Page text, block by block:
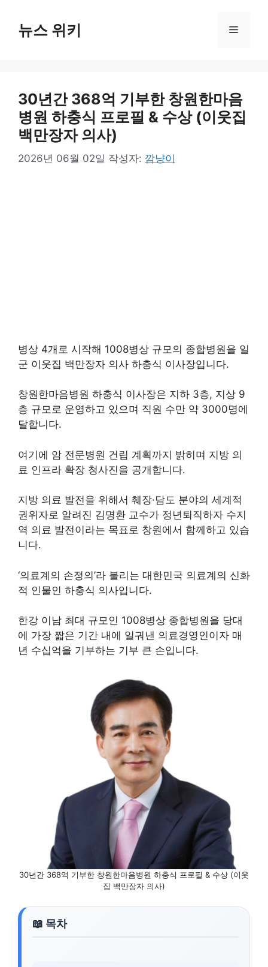
뉴스 위키 메
30년간 368억 기부한 창원한마음
병원 하충식 프로필 & 수상 (이웃집
백만장자 의사)
2026년 06월 02일 작성자: 깜냥이
병상 4개로 시작해 1008병상 규모의 종합병원을 일
군 이웃집 백만장자 의사 하충식 이사장입니다.
창원한마음병원 하충식 이사장은 지하 3층, 지상 9
층 규모로 운영하고 있으며 직원 수만 약 3000명에
달합니다.
여기에 암 전문병원 건립 계획까지 밝히며 지방 의
료 인프라 확장 청사진을 공개합니다.
지방 의료 발전을 위해서 췌장·담도 분야의 세계적
권위자로 알려진 김명환 교수가 정년퇴직하자 수지
역 의료 발전이라는 목표로 창원에서 함께하고 있습
니다.
‘의료계의 손정의’라 불리는 대한민국 의료계의 신화
적 인물인 하충식 의사입니다.
한강 이남 최대 규모인 1008병상 종합병원을 당대
에 가장 짧은 기간 내에 일궈낸 의료경영인이자 매
년 수십억을 기부하는 기부 큰 손입니다.
30년간 368억 기부한 창원한마음병원 하충식 프로필 & 수상 (이웃
집 백만장자 의사)